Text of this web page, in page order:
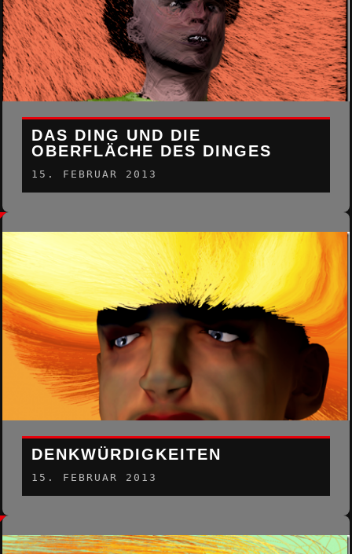
DAS DING UND DIE
OBERFLÄCHE DES DINGES
15. FEBRUAR 2013
DENKWÜRDIGKEITEN
15. FEBRUAR 2013